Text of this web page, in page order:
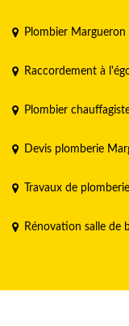
Plombier Margueron
Raccordement à
Plombier
Devis plomberie
Travaux de
Rénovation salle de